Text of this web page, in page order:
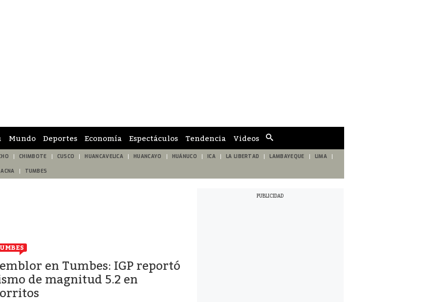
de
búsqueda
Mundo Deportes Economía Espectáculos Tendencia Videos
CHIMBOTE CUSCO HUANCAVELICA HUANCAYO HUÁNUCO ICA LA LIBERTAD LAMBAYEQUE LIMA
TUMBES
en Tumbes: IGP reportó
de magnitud 5.2 en